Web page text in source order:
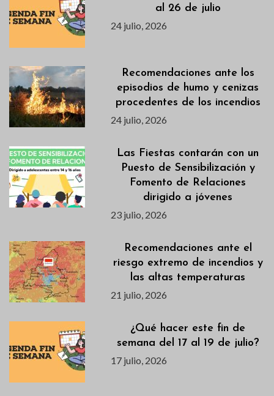
al 26 de julio
24 julio, 2026
Recomendaciones ante los
episodios de humo y cenizas
procedentes de los incendios
24 julio, 2026
Las Fiestas contarán con un
Puesto de Sensibilización y
Fomento de Relaciones
dirigido a jóvenes
23 julio, 2026
Recomendaciones ante el
riesgo extremo de incendios y
las altas temperaturas
21 julio, 2026
¿Qué hacer este fin de
semana del 17 al 19 de julio?
17 julio, 2026